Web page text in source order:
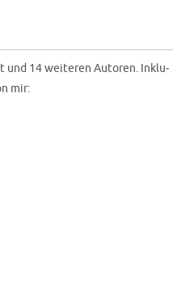
und 14 wei­te­ren Autoren. Inklu­
mir: